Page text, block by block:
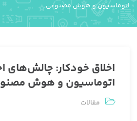
اتوماسیون و هوش مصنوعی
اخلاق خودکار: چالش‌های
اتوماسیون و هوش
مقالات